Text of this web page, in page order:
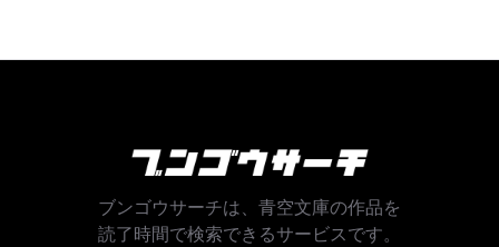
ブンゴウサーチは、青空文庫の作品を
読了時間で検索できるサービスです。